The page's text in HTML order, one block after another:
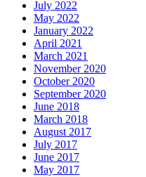
July 2022
May 2022
January 2022
April 2021
March 2021
November 2020
October 2020
September 2020
June 2018
March 2018
August 2017
July 2017
June 2017
May 2017